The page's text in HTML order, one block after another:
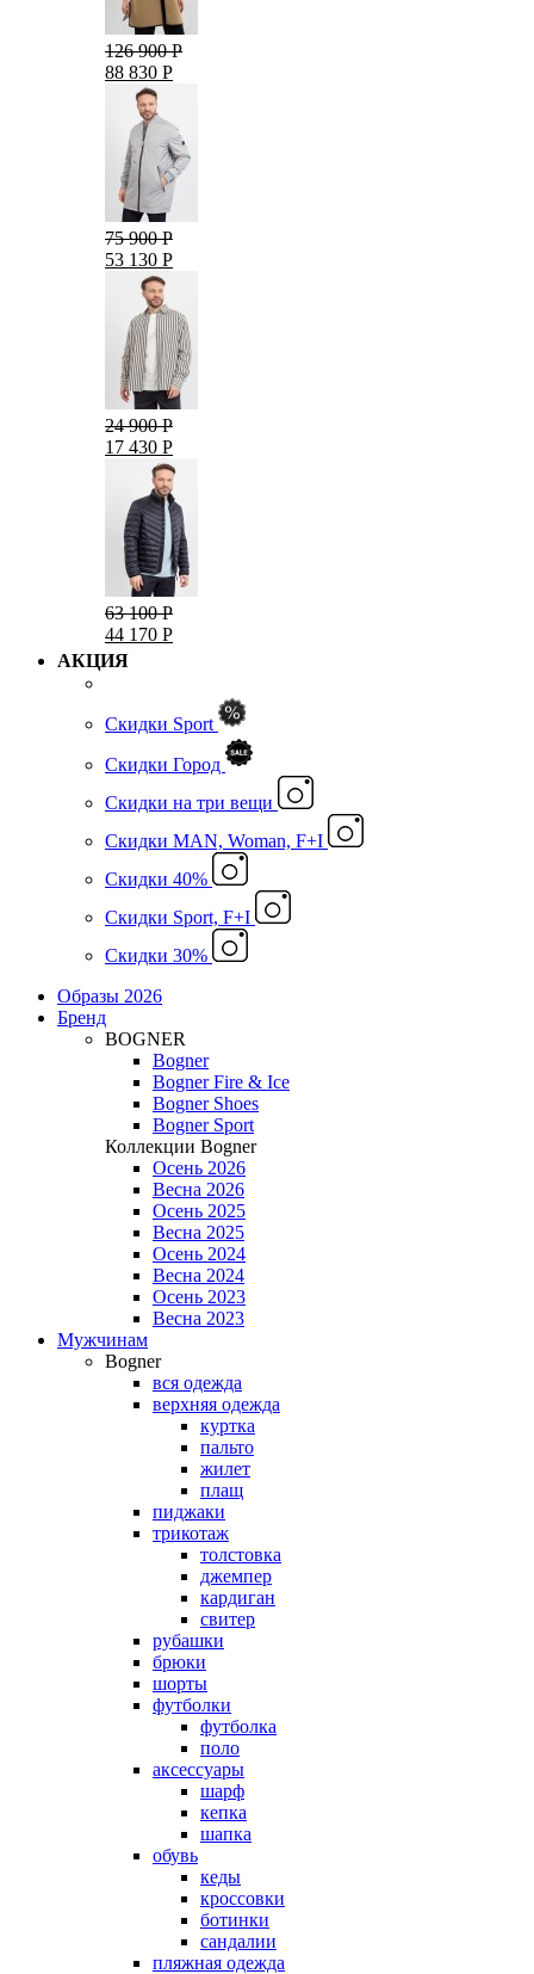
126 900 Р
88 830 Р
75 900 Р
53 130 Р
24 900 Р
17 430 Р
63 100 Р
44 170 Р
АКЦИЯ
Скидки Sport
Скидки Город
Cкидки на три вещи
Скидки MAN, Woman, F+I
Скидки 40%
Скидки Sport, F+I
Скидки 30%
Образы 2026
Бренд
BOGNER
Bogner
Bogner Fire & Ice
Bogner Shoes
Bogner Sport
Коллекции Bogner
Осень 2026
Весна 2026
Осень 2025
Весна 2025
Осень 2024
Весна 2024
Осень 2023
Весна 2023
Мужчинам
Bogner
вся одежда
верхняя одежда
куртка
пальто
жилет
плащ
пиджаки
трикотаж
толстовка
джемпер
кардиган
свитер
рубашки
брюки
шорты
футболки
футболка
поло
аксессуары
шарф
кепка
шапка
обувь
кеды
кроссовки
ботинки
сандалии
пляжная одежда